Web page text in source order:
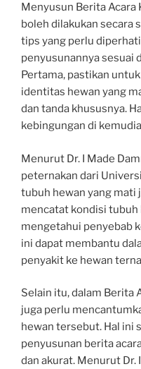
Menyusun Berita Acara
boleh dilakukan secara
tips yang perlu
penyusunannya sesuai
Pertama, pastikan
identitas hewan yang
dan tanda khususnya.
kebingungan di
Menurut Dr. I Made
peternakan dari
tubuh hewan yang mati
mencatat kondisi tubuh
mengetahui penyebab
ini dapat membantu
penyakit ke hewan
Selain itu, dalam Berita
juga perlu
hewan tersebut. Hal ini
penyusunan berita
dan akurat. Menurut Dr.